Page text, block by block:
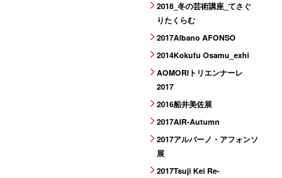
2018_冬の芸術講座_てさぐ
りたくらむ
2017Albano AFONSO
2014Kokufu Osamu_exhi
AOMORIトリエンナーレ
2017
2016船井美佐展
2017AIR-Autumn
2017アルバーノ・アフォンソ
展
2017Tsuji Kei Re-